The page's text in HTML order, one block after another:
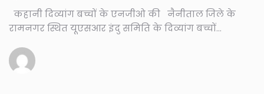
कहानी दिव्यांग बच्चों के एनजीओ की नैनीताल जिले के
रामनगर स्थित यूएसआर इंदु समिति के दिव्यांग बच्चों...